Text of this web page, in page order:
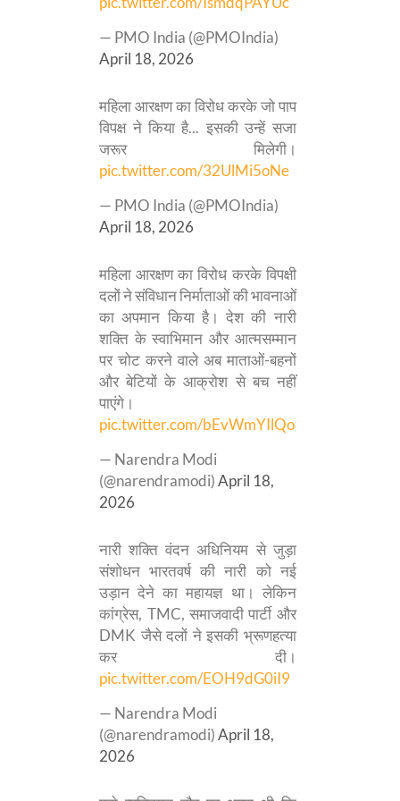
— PMO India (@PMOIndia)
April 18, 2026
महिला आरक्षण का विरोध करके जो पाप
विपक्ष ने किया है... इसकी उन्हें सजा
जरूर मिलेगी।
pic.twitter.com/32UlMi5oNe
— PMO India (@PMOIndia)
April 18, 2026
महिला आरक्षण का विरोध करके विपक्षी
दलों ने संविधान निर्माताओं की भावनाओं
का अपमान किया है। देश की नारी
शक्ति के स्वाभिमान और आत्मसम्मान
पर चोट करने वाले अब माताओं-बहनों
और बेटियों के आक्रोश से बच नहीं
पाएंगे।
pic.twitter.com/bEvWmYIlQo
— Narendra Modi
(@narendramodi)April 18,
2026
नारी शक्ति वंदन अधिनियम से जुड़ा
संशोधन भारतवर्ष की नारी को नई
उड़ान देने का महायज्ञ था। लेकिन
कांग्रेस, TMC, समाजवादी पार्टी और
DMK जैसे दलों ने इसकी भ्रूणहत्या
कर दी।
pic.twitter.com/EOH9dG0iI9
— Narendra Modi
(@narendramodi)April 18,
2026